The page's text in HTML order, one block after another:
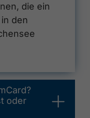
die ein
den
oder